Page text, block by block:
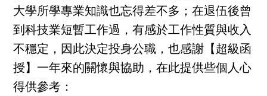
大學所學專業知識也忘得差不多；在退伍後曾
到科技業短暫工作過，有感於工作性質與收入
不穩定，因此決定投身公職，也感謝【超級函
授】一年來的關懷與協助，在此提供些個人心
得供參考：